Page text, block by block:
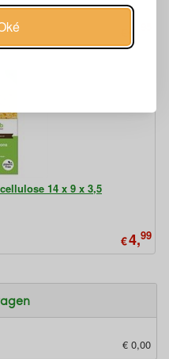
14 x 9 x 3,5
€4,99
€ 0,00